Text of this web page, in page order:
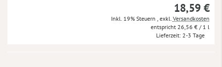
18,59 €
Inkl. 19% Steuern exkl. Versandkosten
26,56 € / 1 l
Lieferzeit 2-3 Tage